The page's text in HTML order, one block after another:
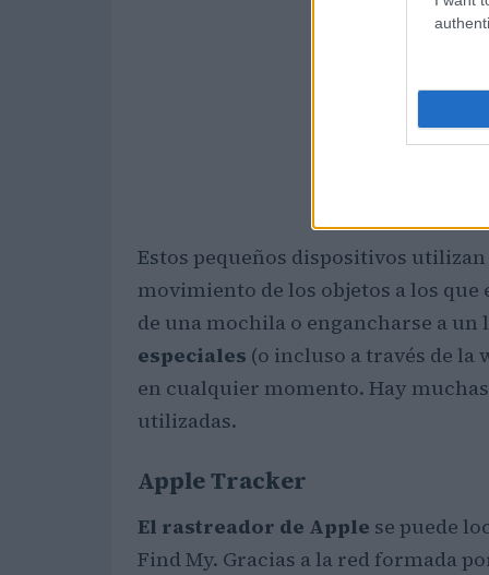
Estos pequeños dispositivos
movimiento de los objetos a los
de una mochila o engancharse a un
especiales (o incluso a través de la
en cualquier momento. Hay
utilizadas.
Apple Tracker
El rastreador de Apple se puede
Find My. Gracias a la red formada